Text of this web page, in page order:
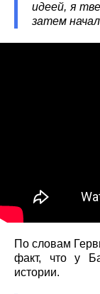
идеей, я
затем
По словам
факт, что у
истории.